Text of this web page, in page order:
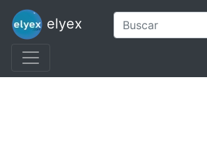
elyex